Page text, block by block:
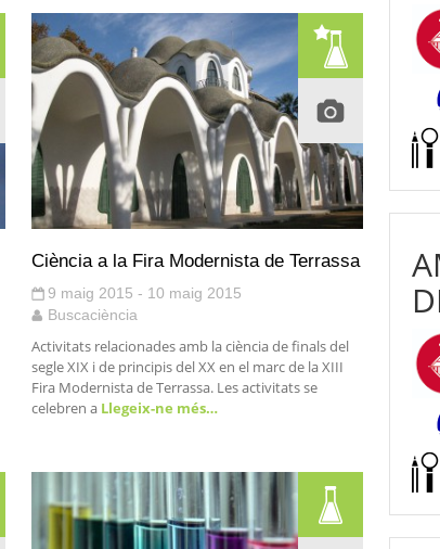
Ciència a la Fira Modernista de Terrassa
9 maig 2015 - 10 maig 2015
Buscaciència
Activitats relacionades amb la ciència de finals del
segle XIX i de principis del XX en el marc de la XIII
Fira Modernista de Terrassa. Les activitats se
celebren aLlegeix-ne més…